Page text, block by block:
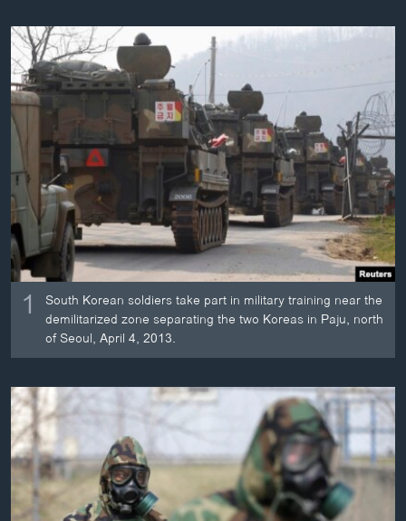
ວິທະຍາສາດ-ເທັກໂນໂລຈີ
ທຸລະກິດ
ພາສາອັງກິດ
ວີດີໂອ
ສຽງ
ລາຍການກະຈາຍສຽງ
ລາຍງານ
ຕິດຕາມພວກເຮົາ ທີ່
ພາສາຕ່າງໆ
1
South Korean soldiers take part in military training near the
demilitarized zone separating the two Koreas in Paju, north
of Seoul, April 4, 2013.